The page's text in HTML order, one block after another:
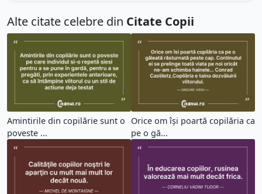
Alte citate celebre din Citate Copii
Amintirile din copilărie sunt o
poveste ...
Orice om își poartă copilăria ca
pe o gă...